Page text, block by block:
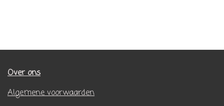
Over ons
Algemene voorwaarden